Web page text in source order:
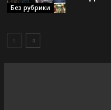
Без рубрики